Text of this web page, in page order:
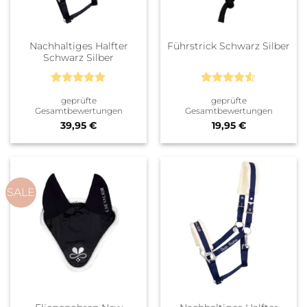
Nachhaltiges Halfter
Schwarz Silber
mit5von
5
geprüfte
Gesamtbewertungen
39,95 €
Führstrick Schwarz Silber
mit4.5
von 5
geprüfte
Gesamtbewertungen
19,95 €
SALE